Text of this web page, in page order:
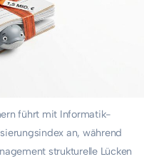
führt mit Informatik-
an, während
strukturelle Lücken